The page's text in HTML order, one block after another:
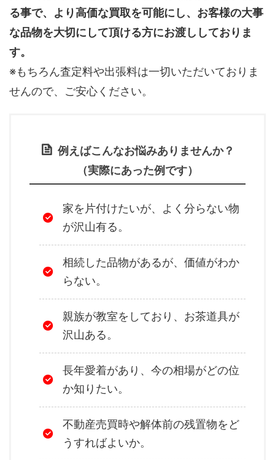
る事で、より高価な買取を可能にし、お客様の大事
な品物を大切にして頂ける方にお渡ししておりま
す。
※もちろん査定料や出張料は一切いただいておりま
せんので、ご安心ください。
例えばこんなお悩みありませんか？
（実際にあった例です）
家を片付けたいが、よく分らない物
が沢山有る。
相続した品物があるが、価値がわか
らない。
親族が教室をしており、お茶道具が
沢山ある。
長年愛着があり、今の相場がどの位
か知りたい。
不動産売買時や解体前の残置物をど
うすればよいか。